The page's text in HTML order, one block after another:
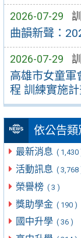
2026-07-29
曲韻新聲：
2026-07-29
高雄市女童軍
程 訓練實施
依公告類
最新消息 ( 1,430
活動訊息 ( 3,768
榮譽榜 ( 3 )
獎助學金 ( 190 )
國中升學 ( 36 )